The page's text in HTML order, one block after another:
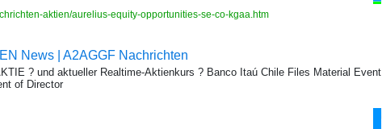
aktien/aurelius-equity-opportunities-se-co-kgaa.htm
News | A2AGGF Nachrichten
? und aktueller Realtime-Aktienkurs ? Banco Itaú Chile Files Material Event
of Director